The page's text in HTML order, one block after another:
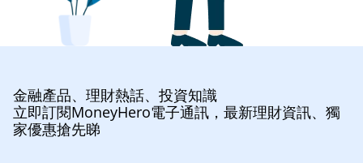
金融產品、理財熱話、投資知識
立即訂閱MoneyHero電子通訊，最新理財資訊、獨
家優惠搶先睇